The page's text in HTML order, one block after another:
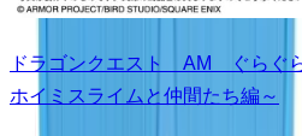
ドラゴンクエスト AM ぐらぐ
ホイミスライムと仲間たち編～